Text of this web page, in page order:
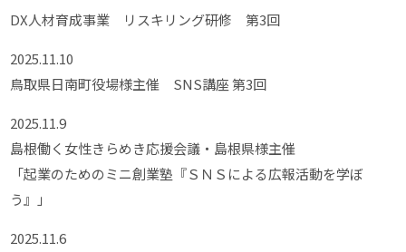
DX人材育成事業 リスキリング研修 第3回
2025.11.10
鳥取県日南町役場様主催 SNS講座 第3回
2025.11.9
島根働く女性きらめき応援会議・島根県様主催
「起業のためのミニ創業塾『ＳＮＳによる広報活動を学ぼ
う』」
2025.11.6